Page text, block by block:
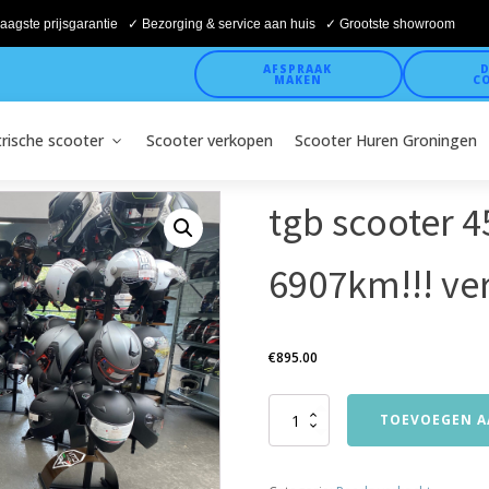
prijsgarantie ✓ Bezorging & service aan huis ✓ Grootste showroom
AFSPRAAK
MAKEN
scooter Scooter verkopen Scooter Huren Groningen
tgb scooter
6907km!!!
€895.00
scooter
TOEVOEGEN